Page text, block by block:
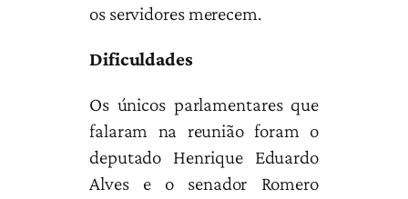
os servidores merecem.
Dificuldades
Os únicos parlamentares que
falaram na reunião foram o
deputado Henrique Eduardo
Alves e o senador Romero